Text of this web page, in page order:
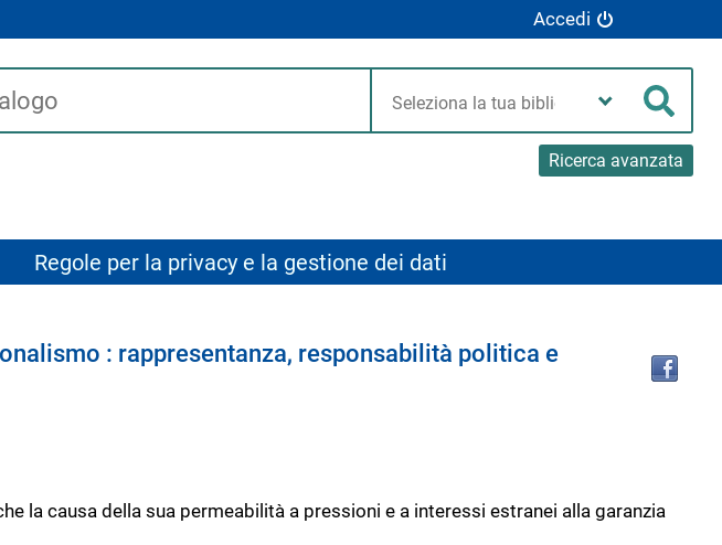
Accedi
Cerca
Ricerca avanzata
Regole per la privacy e la gestione dei dati
: rappresentanza, responsabilità politica e
la causa della sua permeabilità a pressioni e a interessi estranei alla garanzia